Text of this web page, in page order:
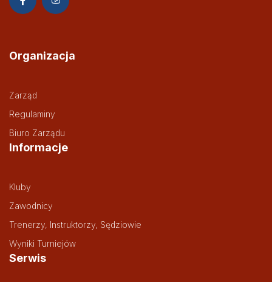
Organizacja
Zarząd
Regulaminy
Biuro Zarządu
Informacje
Kluby
Zawodnicy
Trenerzy, Instruktorzy, Sędziowie
Wyniki Turniejów
Serwis